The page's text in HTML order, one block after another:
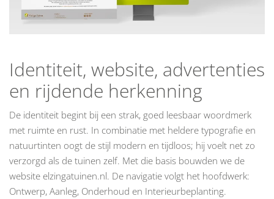
Identiteit, website, advertenties
en rijdende herkenning
De identiteit begint bij een strak, goed leesbaar woordmerk
met ruimte en rust. In combinatie met heldere typografie en
natuurtinten oogt de stijl modern en tijdloos; hij voelt net zo
verzorgd als de tuinen zelf. Met die basis bouwden we de
website elzingatuinen.nl. De navigatie volgt het hoofdwerk:
Ontwerp, Aanleg, Onderhoud en Interieurbeplanting.